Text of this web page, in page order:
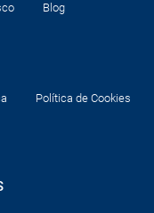
Blog
Política de Cookies